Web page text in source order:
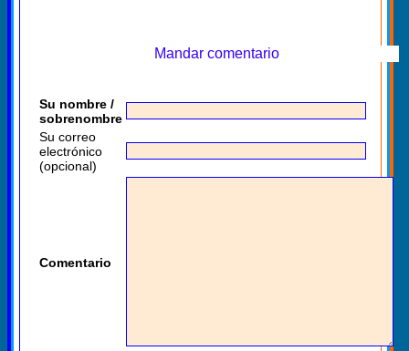
Mandar comentario
Su nombre /
sobrenombre
Su correo
electrónico
(opcional)
Comentario